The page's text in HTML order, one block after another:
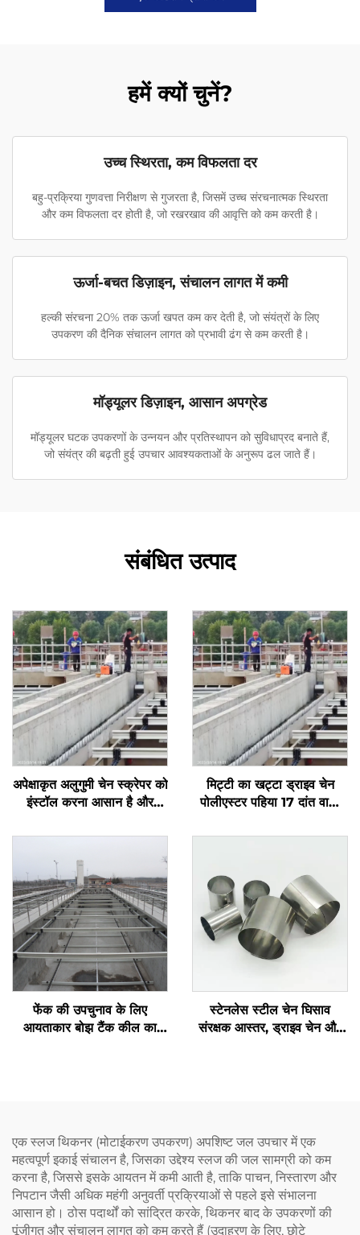
हमें क्यों चुनें?
उच्च स्थिरता, कम विफलता दर
बहु-प्रक्रिया गुणवत्ता निरीक्षण से गुजरता है, जिसमें उच्च संरचनात्मक स्थिरता
और कम विफलता दर होती है, जो रखरखाव की आवृत्ति को कम करती है।
ऊर्जा-बचत डिज़ाइन, संचालन लागत में कमी
हल्की संरचना 20% तक ऊर्जा खपत कम कर देती है, जो संयंत्रों के लिए
उपकरण की दैनिक संचालन लागत को प्रभावी ढंग से कम करती है।
मॉड्यूलर डिज़ाइन, आसान अपग्रेड
मॉड्यूलर घटक उपकरणों के उन्नयन और प्रतिस्थापन को सुविधाप्रद बनाते हैं,
जो संयंत्र की बढ़ती हुई उपचार आवश्यकताओं के अनुरूप ढल जाते हैं।
संबंधित उत्पाद
अपेक्षाकृत अलुगुमी चेन स्क्रेपर को
इंस्टॉल करना आसान है और
मिट्टी का खट्टा ड्राइव चेन
पोलीएस्टर पहिया 17 दांत वाला
फेंक की उपचुनाव के लिए
आयताकार बोझ टैंक कील का
स्टेनलेस स्टील चेन घिसाव
संरक्षक आस्तर, ड्राइव चेन और
एक स्लज थिकनर (मोटाईकरण उपकरण) अपशिष्ट जल उपचार में एक
महत्वपूर्ण इकाई संचालन है, जिसका उद्देश्य स्लज की जल सामग्री को कम
करना है, जिससे इसके आयतन में कमी आती है, ताकि पाचन, निस्तारण और
निपटान जैसी अधिक महंगी अनुवर्ती प्रक्रियाओं से पहले इसे संभालना
आसान हो। ठोस पदार्थों को सांद्रित करके, थिकनर बाद के उपकरणों की
पूंजीगत और संचालन लागत को कम करते हैं (उदाहरण के लिए, छोटे